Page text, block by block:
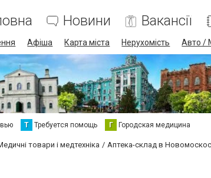
Новини Вакансії
Афіша Карта міста Нерухомість Авто /
Т Требуется помощь Г Городская медицина
товари і медтехніка Аптека-склад в